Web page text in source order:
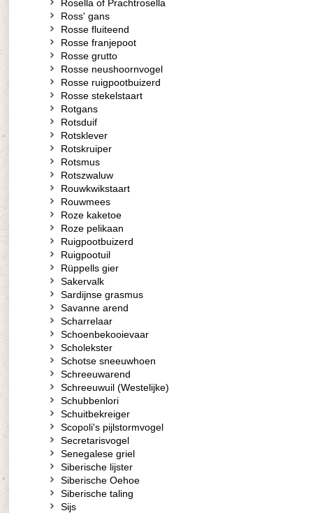
Rosella of Prachtrosella
Ross' gans
Rosse fluiteend
Rosse franjepoot
Rosse grutto
Rosse neushoornvogel
Rosse ruigpootbuizerd
Rosse stekelstaart
Rotgans
Rotsduif
Rotsklever
Rotskruiper
Rotsmus
Rotszwaluw
Rouwkwikstaart
Rouwmees
Roze kaketoe
Roze pelikaan
Ruigpootbuizerd
Ruigpootuil
Rüppells gier
Sakervalk
Sardijnse grasmus
Savanne arend
Scharrelaar
Schoenbekooievaar
Scholekster
Schotse sneeuwhoen
Schreeuwarend
Schreeuwuil (Westelijke)
Schubbenlori
Schuitbekreiger
Scopoli's pijlstormvogel
Secretarisvogel
Senegalese griel
Siberische lijster
Siberische Oehoe
Siberische taling
Sijs